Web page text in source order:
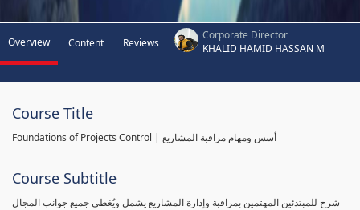
Overview Content Reviews
Corporate Director
KHALID HAMID HASSAN M
Course Title
Foundations of Projects Control | أسس ومهام مراقبة المشاريع
Course Subtitle
شرح للمبتدئين المهتمين بمراقبة وإدارة المشاريع يشمل ويُغطي جميع جوانب المجال